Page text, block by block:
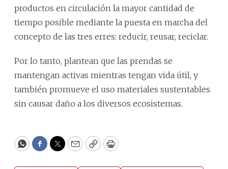
productos en circulación la mayor cantidad de
tiempo posible mediante la puesta en marcha del
concepto de las tres erres: reducir, reusar, reciclar.
Por lo tanto, plantean que las prendas se
mantengan activas mientras tengan vida útil, y
también promueve el uso materiales sustentables
sin causar daño a los diversos ecosistemas.
WhatsApp
Facebook
Twitter
EmailCopyPrint